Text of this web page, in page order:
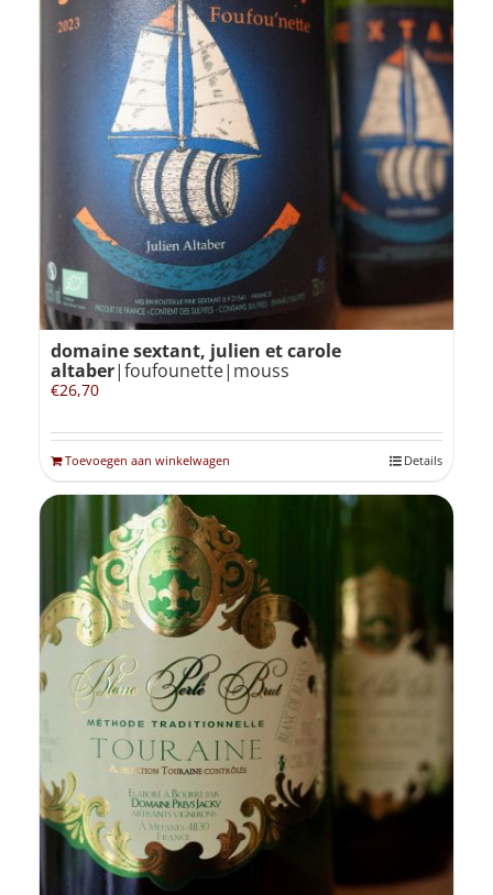
domaine sextant, julien et carole
altaber|foufounette|mouss
€26,70
Toevoegen aan winkelwagen Details